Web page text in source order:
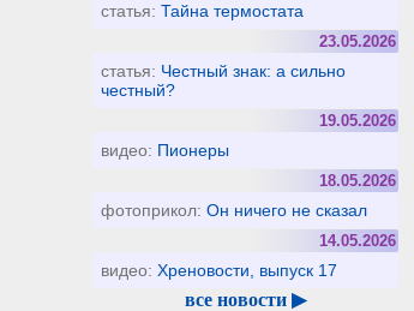
статья:Тайна термостата
23.05.2026
статья: Честный знак: а сильно
честный?
19.05.2026
видео: Пионеры
18.05.2026
фотоприкол:Он ничего не сказал
14.05.2026
видео:Хреновости, выпуск 17
все новости ▶